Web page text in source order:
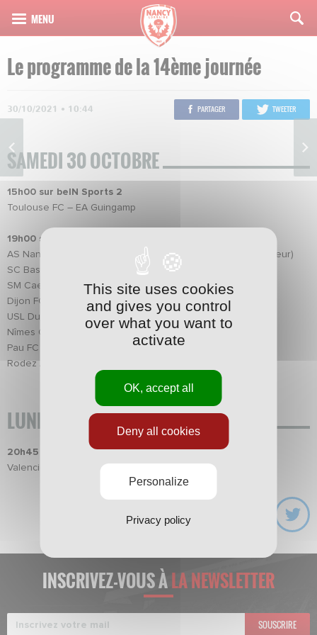
Le programme de la 14ème journée
30/10/2021 • 10:44 PARTAGER TWEETER
SAMEDI 30 OCTOBRE
15h00 sur beIN Sports 2
Toulouse FC – EA Guingamp
19h00 sur Prime vidéo
AS Nancy Lorraine – FC Sochaux-Montbéliard (match directeur)
SC Bastia – Amiens SC
SM Caen – Grenoble Foot 38
Dijon FCO – Paris FC
USL Dunkerque – Havre AC
Nîmes Olympique – Chamois Niortais FC
Pau FC – AC Ajaccio
Rodez Aveyron Football – Quevilly Rouen
LUNDI 1ER NOVEMBRE
20h45 sur beIN Sports 1
Valenciennes FC – AJ Auxerre
INSCRIVEZ-VOUS ÀLA NEWSLETTER
SOUSCRIRE
This site uses cookies
and gives you control
over what you want to
activate
OK, accept all
Deny all cookies
Personalize
Privacy policy